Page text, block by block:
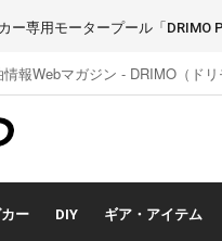
ー専用モータープール「DRIMO
報Webマガジン - DRIMO（ドリ
ー DIY ギア・アイテム